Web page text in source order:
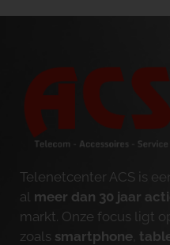
Telenetcenter ACS is
al meer dan 30 jaar
markt. Onze focus ligt
zoals smartphone